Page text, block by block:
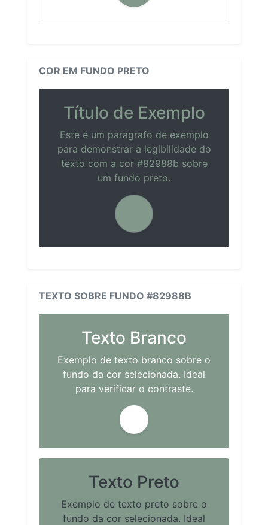
COR EM FUNDO PRETO
Título de Exemplo
Este é um parágrafo de exemplo
para demonstrar a legibilidade do
texto com a cor #82988b sobre
um fundo preto.
TEXTO SOBRE FUNDO #82988B
Texto Branco
Exemplo de texto branco sobre o
fundo da cor selecionada. Ideal
para verificar o contraste.
Texto Preto
Exemplo de texto preto sobre o
fundo da cor selecionada. Ideal